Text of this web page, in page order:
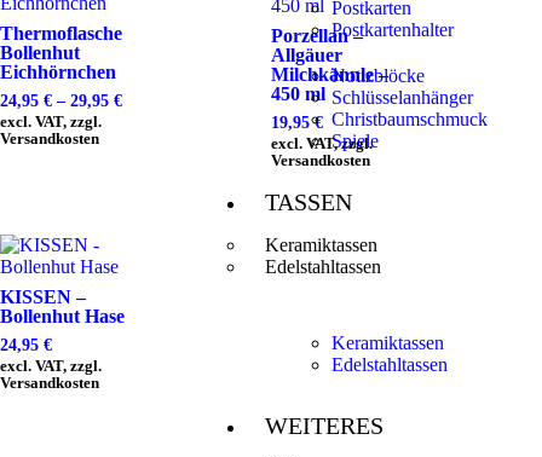
Postkarten
Postkartenhalter
Notizblöcke
Schlüsselanhänger
Christbaumschmuck
Spiele
TASSEN
Keramiktassen
Edelstahltassen
Keramiktassen
Edelstahltassen
WEITERES
Thermoflasche
Bollenhut
Eichhörnchen
24,95 € – 29,95 €
excl. VAT, zzgl.
Versandkosten
Porzellan –
Allgäuer
Milchkännle –
450 ml
19,95€
excl. VAT, zzgl.
Versandkosten
KISSEN –
Bollenhut Hase
24,95 €
excl. VAT, zzgl.
Versandkosten